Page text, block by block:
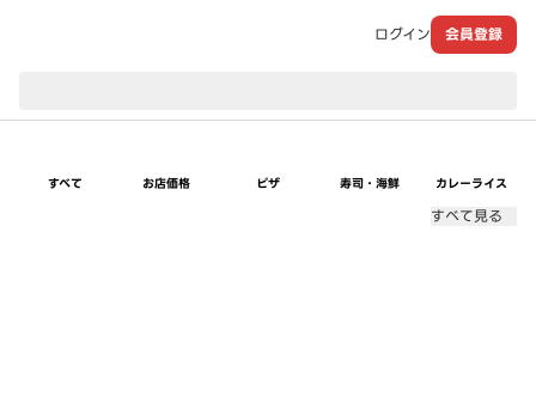
ログイン 会員登録
すべて お店価格 ピザ 寿司・海鮮 カレーライス
すべて見る